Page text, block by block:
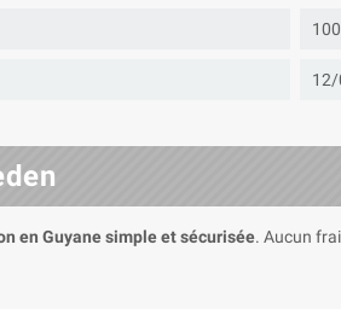
en Guyane simple et sécurisée. Aucun